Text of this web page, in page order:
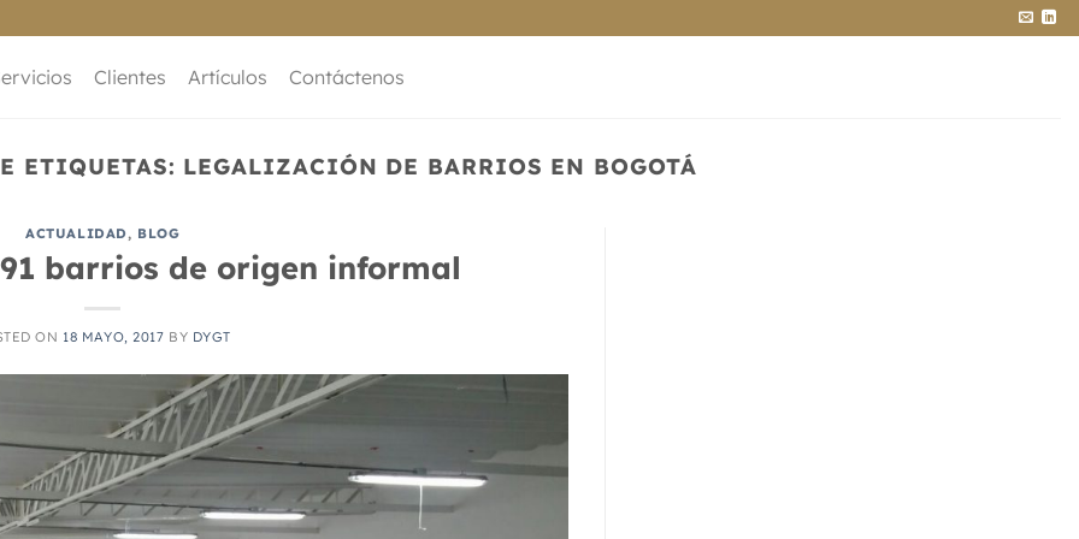
Clientes Artículos Contáctenos
ETIQUETAS: LEGALIZACIÓN DE BARRIOS EN BOGOTÁ
ACTUALIDAD, BLOG
barrios de origen informal
ON 18 MAYO, 2017 BY DYGT